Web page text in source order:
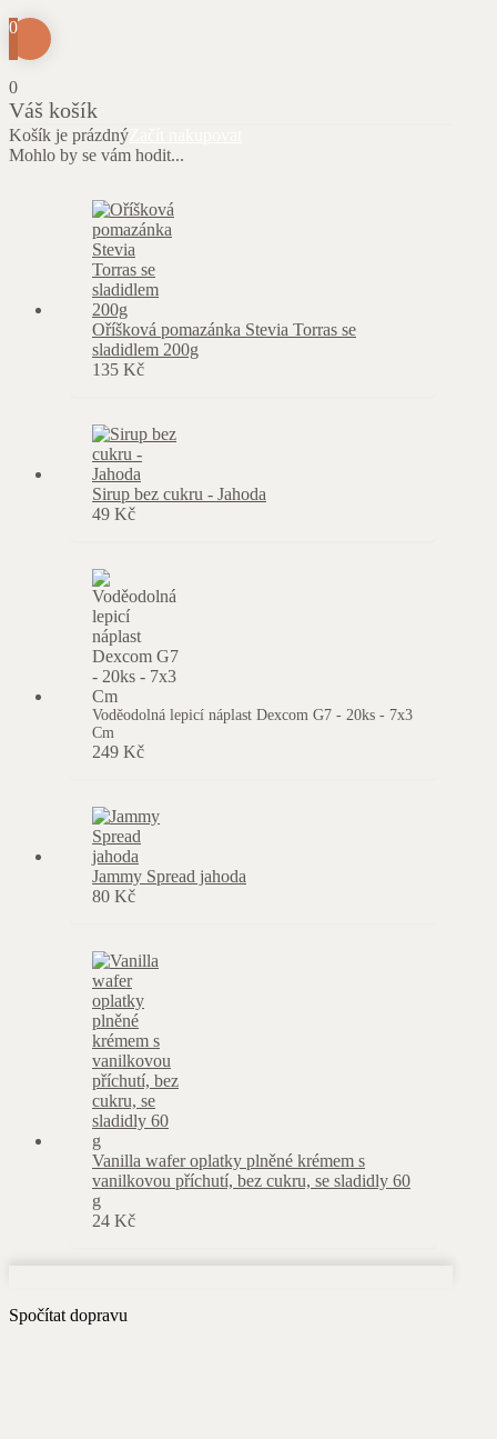
0
0
Váš košík
Košík je prázdný
Mohlo by se vám hodit...
Oříšková pomazánka Stevia Torras se
sladidlem 200g
135 Kč
Sirup bez cukru - Jahoda
49 Kč
Voděodolná lepicí náplast Dexcom G7 - 20ks - 7x3
Cm
249 Kč
Jammy Spread jahoda
80 Kč
Vanilla wafer oplatky plněné krémem s
vanilkovou příchutí, bez cukru, se sladidly 60
g
24 Kč
Spočítat dopravu